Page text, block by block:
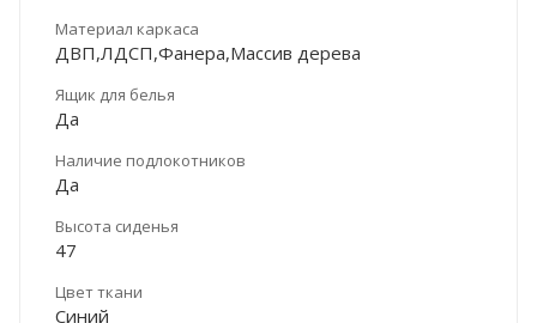
Материал каркаса
ДВП,ЛДСП,Фанера,Массив дерева
Ящик для белья
Да
Наличие подлокотников
Да
Высота сиденья
47
Цвет ткани
Синий